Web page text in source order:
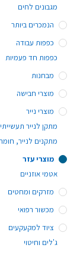
מגבונים לחים
הנמכרים ביותר
כפפות עבודה
כפפות חד פעמיות
מבחנות
מוצרי חבישה
מוצרי נייר
מתקן לנייר תעשייתי
מתקנים לנייר,
מוצרי עזר
אטמי אוזניים
מזרקים ומחטים
מכשור רפואי
ציוד למקעקעים
ג'לים וחיטוי